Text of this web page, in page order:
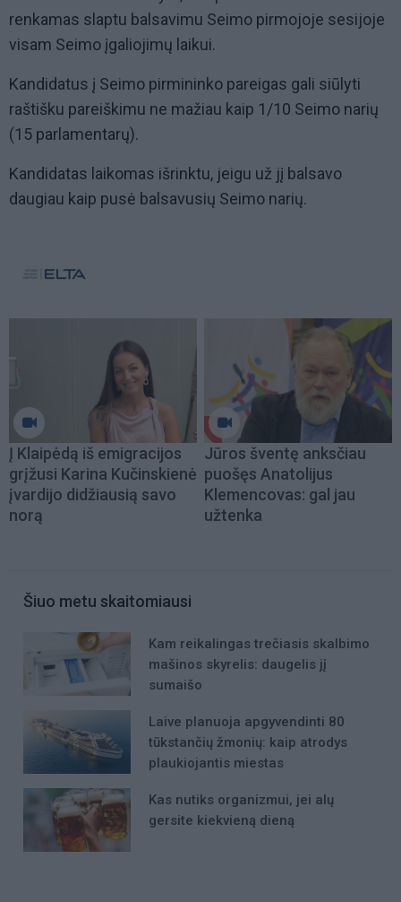
renkamas slaptu balsavimu Seimo pirmojoje sesijoje
visam Seimo įgaliojimų laikui.
Kandidatus į Seimo pirmininko pareigas gali siūlyti
raštišku pareiškimu ne mažiau kaip 1/10 Seimo narių
(15 parlamentarų).
Kandidatas laikomas išrinktu, jeigu už jį balsavo
daugiau kaip pusė balsavusių Seimo narių.
Į Klaipėdą iš emigracijos
grįžusi Karina Kučinskienė
įvardijo didžiausią savo
norą
Jūros šventę anksčiau
puošęs Anatolijus
Klemencovas: gal jau
užtenka
Šiuo metu skaitomiausi
Kam reikalingas trečiasis skalbimo
mašinos skyrelis: daugelis jį
sumaišo
Laive planuoja apgyvendinti 80
tūkstančių žmonių: kaip atrodys
plaukiojantis miestas
Kas nutiks organizmui, jei alų
gersite kiekvieną dieną